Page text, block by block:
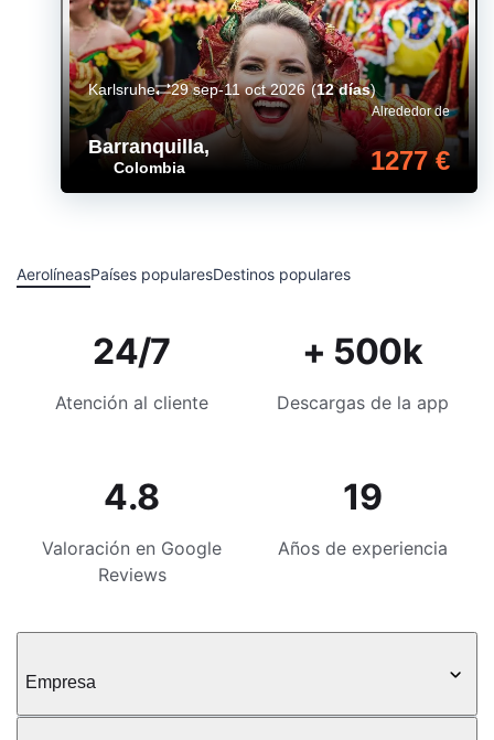
Barranquilla,
Colombia
Alrededor de
1277 €
Karlsruhe 29 sep-11 oct 2026(12 días)
AerolíneasPaíses popularesDestinos populares
24/7
Atención al cliente
+ 500k
Descargas de la app
4.8
Valoración en Google
Reviews
19
Años de experiencia
Empresa